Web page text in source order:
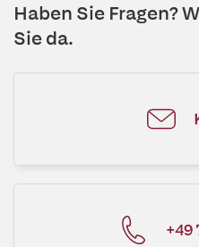
Haben Sie Fragen?
Sie da.
+49